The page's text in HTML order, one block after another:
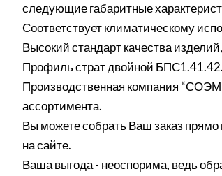
следующие габаритные
Соответствует климатическому
Высокий стандарт качества
Профиль страт двойной
Производственная компания
ассортимента.
Вы можете собрать Ваш заказ прямо
на сайте.
Ваша выгода - неоспорима, ведь